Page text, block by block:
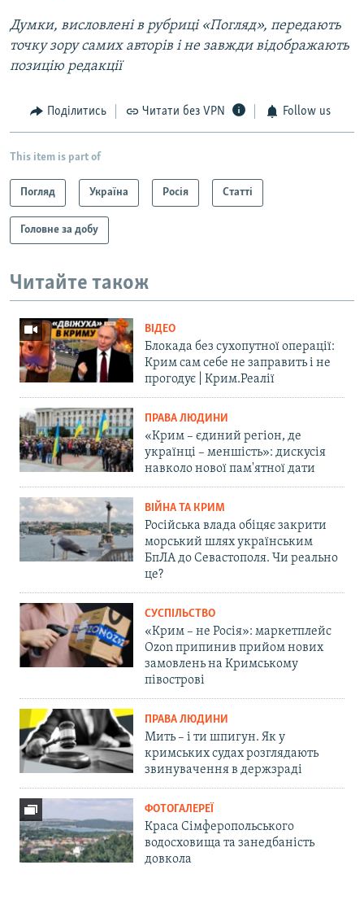
Думки, висловлені в рубриці «Погляд», передають
точку зору самих авторів і не завжди відображають
позицію редакції
Поділитись Читати без VPN Follow us
This item is part of
Погляд Україна Росія Статті
Головне за добу
Читайте також
ВІДЕО
Блокада без сухопутної операції:
Крим сам себе не заправить і не
прогодує | Крим.Реалії
ПРАВА ЛЮДИНИ
«Крим – єдиний регіон, де
українці – меншість»: дискусія
навколо нової пам'ятної дати
ВІЙНА ТА КРИМ
Російська влада обіцяє закрити
морський шлях українським
БпЛА до Севастополя. Чи реально
це?
СУСПІЛЬСТВО
«Крим – не Росія»: маркетплейс
Ozon припинив прийом нових
замовлень на Кримському
півострові
ПРАВА ЛЮДИНИ
Мить – і ти шпигун. Як у
кримських судах розглядають
звинувачення в держзраді
ФОТОГАЛЕРЕЇ
Краса Сімферопольського
водосховища та занедбаність
довкола